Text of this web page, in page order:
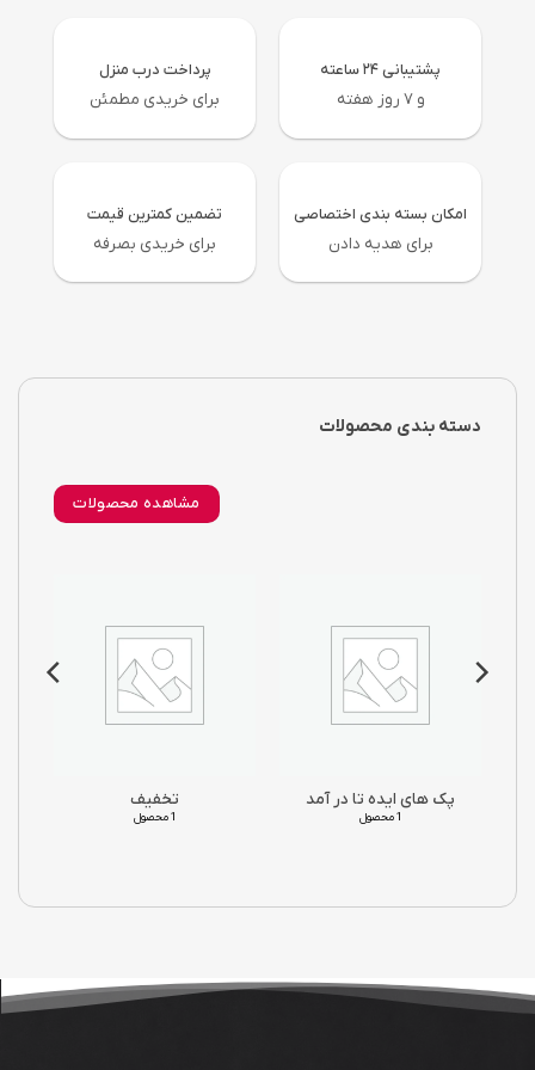
پشتیبانی ۲۴ ساعته
و ۷ روز هفته
پرداخت درب منزل
برای خریدی مطمئن
امکان بسته بندی اختصاصی
برای هدیه دادن
تضمین کمترین قیمت
برای خریدی بصرفه
دسته بندی محصولات
مشاهده محصولات
پک های ایده تا در آمد
1 محصول
تخفیف
1 محصول